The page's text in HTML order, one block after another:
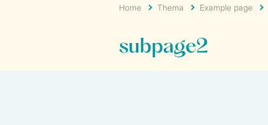
Home Thema Example page
subpage2